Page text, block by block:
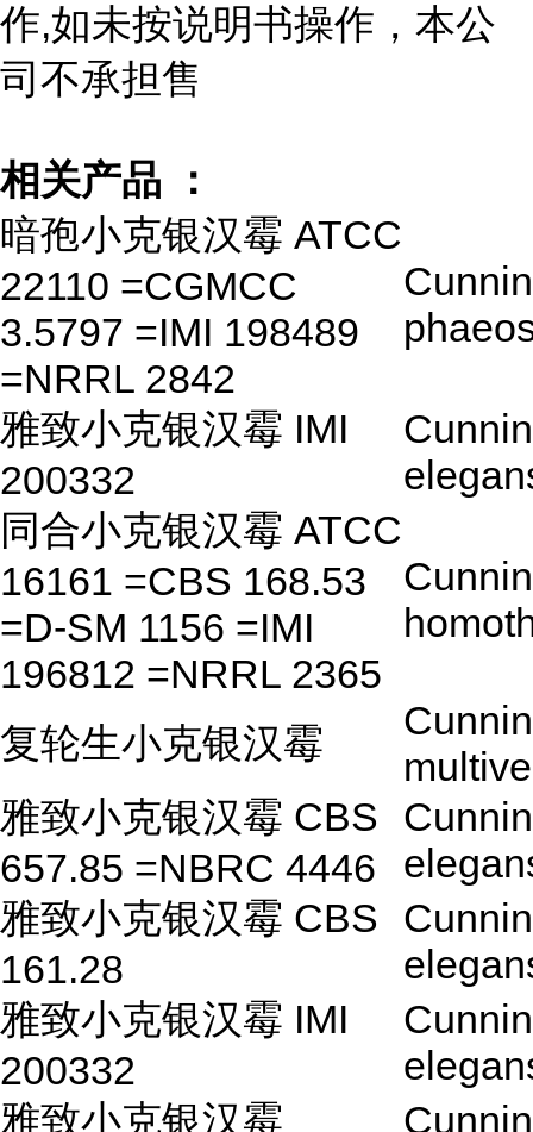
作,如未按说明书操作，本公
司不承担售
相关产品 ：
暗孢小克银汉霉 ATCC
22110 =CGMCC
3.5797 =IMI 198489
=NRRL 2842
雅致小克银汉霉 IMI
200332
同合小克银汉霉 ATCC
16161 =CBS 168.53
=D-SM 1156 =IMI
196812 =NRRL 2365
复轮生小克银汉霉
雅致小克银汉霉 CBS
657.85 =NBRC 4446
雅致小克银汉霉 CBS
161.28
雅致小克银汉霉 IMI
200332
雅致小克银汉霉